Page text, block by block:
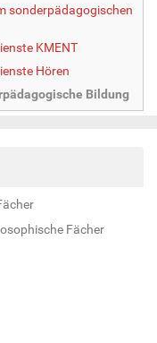
sonderpädagogischen
KMENT
Hören
Bildung
Fächer